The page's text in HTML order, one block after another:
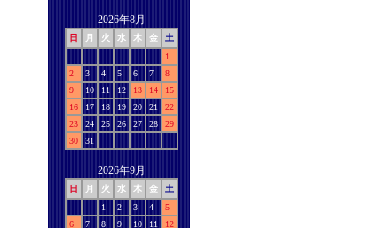
2026年8月
日 月 火 水 木 金
土
1
2
3 4 5 6 7
8
9
10 11 12 13 14
15
16
17 18 19 20 21
22
23
24 25 26 27 28
29
30
31
2026年9月
日 月 火 水 木 金
土
1
2 3 4
5
6
7 8 9 10 11
12